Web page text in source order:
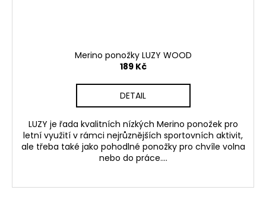
Merino ponožky LUZY WOOD
189 Kč
DETAIL
LUZY je řada kvalitních nízkých Merino ponožek pro
letní využití v rámci nejrůznějších sportovních aktivit,
ale třeba také jako pohodlné ponožky pro chvíle volna
nebo do práce....